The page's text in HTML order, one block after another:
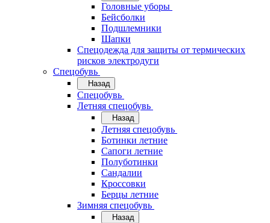
Головные уборы
Бейсболки
Подшлемники
Шапки
Спецодежда для защиты от термических
рисков электродуги
Спецобувь
Назад
Спецобувь
Летняя спецобувь
Назад
Летняя спецобувь
Ботинки летние
Сапоги летние
Полуботинки
Сандалии
Кроссовки
Берцы летние
Зимняя спецобувь
Назад